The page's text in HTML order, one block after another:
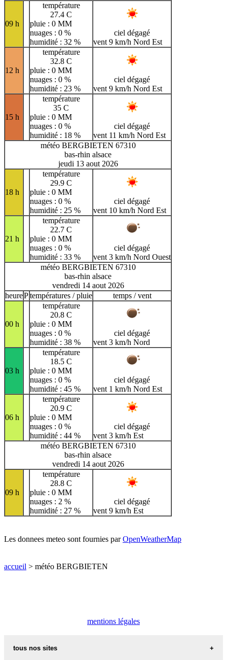
09 h
température
27.4 C
pluie : 0 MM
nuages : 0 %
humidité : 32 %
ciel dégagé
vent 9 km/h Nord Est
12 h
température
32.8 C
pluie : 0 MM
nuages : 0 %
humidité : 23 %
ciel dégagé
vent 9 km/h Nord Est
15 h
température
35 C
pluie : 0 MM
nuages : 0 %
humidité : 18 %
ciel dégagé
vent 11 km/h Nord Est
météo BERGBIETEN 67310
bas-rhin alsace
jeudi 13 aout 2026
18 h
température
29.9 C
pluie : 0 MM
nuages : 0 %
humidité : 25 %
ciel dégagé
vent 10 km/h Nord Est
21 h
température
22.7 C
pluie : 0 MM
nuages : 0 %
humidité : 33 %
ciel dégagé
vent 3 km/h Nord Ouest
météo BERGBIETEN 67310
bas-rhin alsace
vendredi 14 aout 2026
heurePtempératures / pluie temps / vent
00 h
température
20.8 C
pluie : 0 MM
nuages : 0 %
humidité : 38 %
ciel dégagé
vent 3 km/h Nord
03 h
température
18.5 C
pluie : 0 MM
nuages : 0 %
humidité : 45 %
ciel dégagé
vent 1 km/h Nord Est
06 h
température
20.9 C
pluie : 0 MM
nuages : 0 %
humidité : 44 %
ciel dégagé
vent 3 km/h Est
météo BERGBIETEN 67310
bas-rhin alsace
vendredi 14 aout 2026
09 h
température
28.8 C
pluie : 0 MM
nuages : 2 %
humidité : 27 %
ciel dégagé
vent 9 km/h Est
Les donnees meteo sont fournies parOpenWeatherMap
accueil > météo BERGBIETEN
mentions légales
tous nos sites